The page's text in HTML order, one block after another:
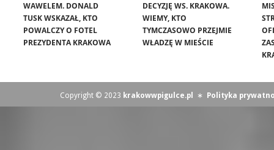
WAWELEM. DONALD
TUSK WSKAZAŁ, KTO
POWALCZY O FOTEL
PREZYDENTA KRAKOWA
DECYZJĘ WS. KRAKOWA.
WIEMY, KTO
TYMCZASOWO PRZEJMIE
WŁADZĘ W MIEŚCIE
Copyright © 2023 krakowwpigulce.pl ∗ Polityka